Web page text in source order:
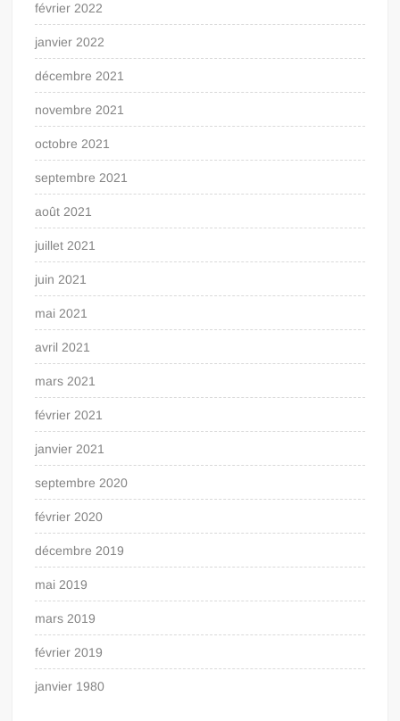
février 2022
janvier 2022
décembre 2021
novembre 2021
octobre 2021
septembre 2021
août 2021
juillet 2021
juin 2021
mai 2021
avril 2021
mars 2021
février 2021
janvier 2021
septembre 2020
février 2020
décembre 2019
mai 2019
mars 2019
février 2019
janvier 1980